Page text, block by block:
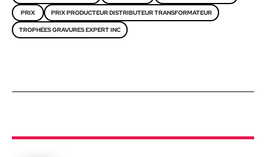
PRIX PRIX PRODUCTEUR DISTRIBUTEUR TRANSFORMATEUR
TROPHÉES GRAVURES EXPERT INC